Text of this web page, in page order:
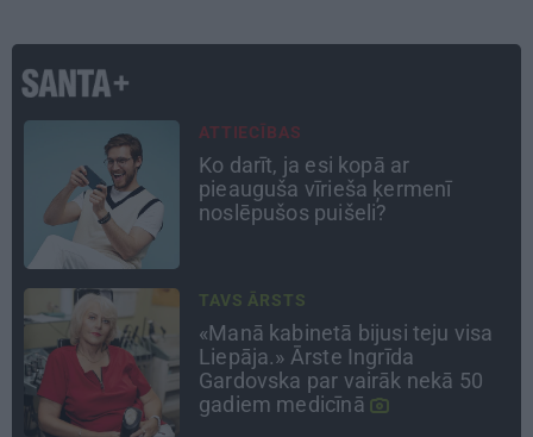
INTERVIJA
«Nevajag kalnos tēlot varoņus!
Tie ātri noliks pie vietas.»
Alpīnists Atis Plakans, kurš
PERSONĪBAS
Noklusētās dzimtas saites,
attiecības ar brāli un 7. bērns kā
brīnums: atklāta saruna ar Andri
Raču